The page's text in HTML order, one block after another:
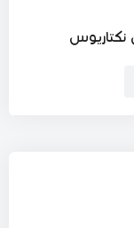
نكتاريوس